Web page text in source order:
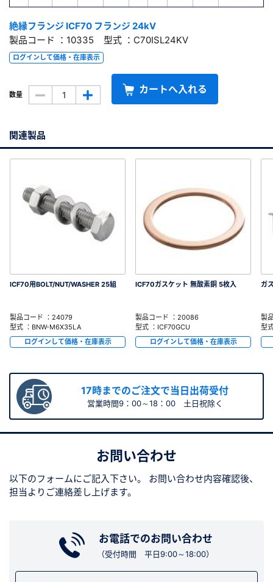
絶縁フランジ ICF70 フランジ 24kV
製品コード ：10335 型式 ：C70ISL24KV
ログインして価格・在庫表示
数量 カートへ入れる
関連製品
ICF70用BOLT/NUT/WASHER 25組
製品コード ：24079
型式 ：BNW-M6X35LA
ログインして価格・在庫表示
ICF70ガスケット 無酸素銅 5枚入
製品コード ：20086
型式 ：ICF70GCU
ログインして価格・在庫表示
ガ
製
型
17時までのご注文で当日出荷受付
営業時間9：00～18：00 土日祝除く
お問い合わせ
以下のフォームにご記入下さい。
お問い合わせ内容確認後、
担当よりご連絡差し上げます。
お電話でのお問い合わせ
（受付時間 平日9:00～18:00）